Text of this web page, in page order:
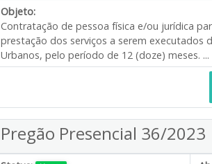
Objeto:
Contratação de pessoa física e/ou jurídica
prestação dos serviços a serem executados
Urbanos, pelo período de 12 (doze) meses. ...
Pregão Presencial 36/2023